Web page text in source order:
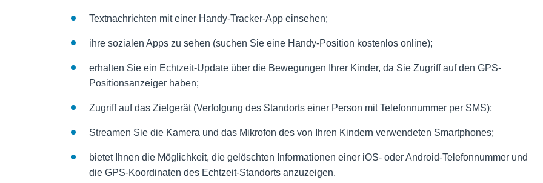
Textnachrichten mit einer Handy-Tracker-App einsehen;
ihre sozialen Apps zu sehen (suchen Sie eine Handy-Position kostenlos online);
erhalten Sie ein Echtzeit-Update über die Bewegungen Ihrer Kinder, da Sie Zugriff auf den GPS-
Positionsanzeiger haben;
Zugriff auf das Zielgerät (Verfolgung des Standorts einer Person mit Telefonnummer per SMS);
Streamen Sie die Kamera und das Mikrofon des von Ihren Kindern verwendeten Smartphones;
bietet Ihnen die Möglichkeit, die gelöschten Informationen einer iOS- oder Android-Telefonnummer und
die GPS-Koordinaten des Echtzeit-Standorts anzuzeigen.